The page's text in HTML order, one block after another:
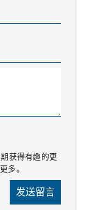
获得有趣的更
多。
发送留言